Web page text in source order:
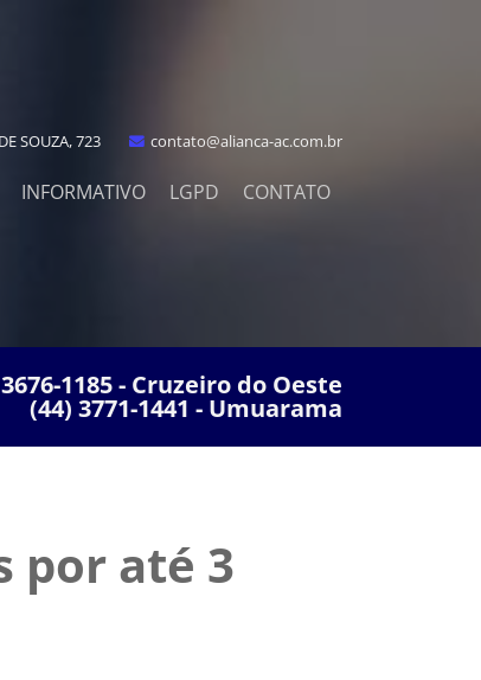
SOUZA, 723 contato@alianca-ac.com.br
INFORMATIVO LGPD CONTATO
1185 - Cruzeiro do Oeste
(44) 3771-1441 - Umuarama
por até 3